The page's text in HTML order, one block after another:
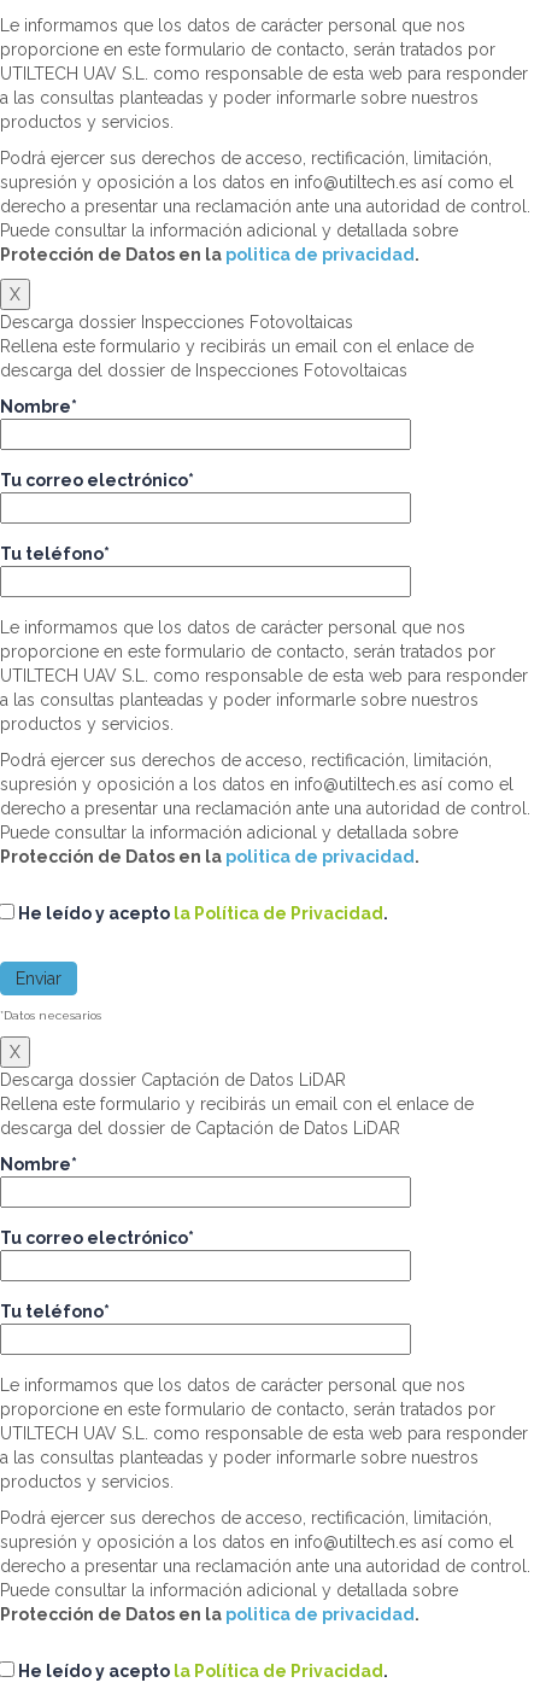
Le informamos que los datos de carácter personal que nos
proporcione en este formulario de contacto, serán tratados por
UTILTECH UAV S.L. como responsable de esta web para responder
a las consultas planteadas y poder informarle sobre nuestros
productos y servicios.
Podrá ejercer sus derechos de acceso, rectificación, limitación,
supresión y oposición a los datos en info@utiltech.es así como el
derecho a presentar una reclamación ante una autoridad de control.
Puede consultar la información adicional y detallada sobre
Protección de Datos en la politica de privacidad .
X
Descarga dossier Inspecciones Fotovoltaicas
Rellena este formulario y recibirás un email con el enlace de
descarga del dossier de Inspecciones Fotovoltaicas
Nombre*
Tu correo electrónico*
Tu teléfono*
Le informamos que los datos de carácter personal que nos
proporcione en este formulario de contacto, serán tratados por
UTILTECH UAV S.L. como responsable de esta web para responder
a las consultas planteadas y poder informarle sobre nuestros
productos y servicios.
Podrá ejercer sus derechos de acceso, rectificación, limitación,
supresión y oposición a los datos en info@utiltech.es así como el
derecho a presentar una reclamación ante una autoridad de control.
Puede consultar la información adicional y detallada sobre
Protección de Datos en la politica de privacidad .
He leído y acepto la Política de Privacidad .
*Datos necesarios
X
Descarga dossier Captación de Datos LiDAR
Rellena este formulario y recibirás un email con el enlace de
descarga del dossier de Captación de Datos LiDAR
Nombre*
Tu correo electrónico*
Tu teléfono*
Le informamos que los datos de carácter personal que nos
proporcione en este formulario de contacto, serán tratados por
UTILTECH UAV S.L. como responsable de esta web para responder
a las consultas planteadas y poder informarle sobre nuestros
productos y servicios.
Podrá ejercer sus derechos de acceso, rectificación, limitación,
supresión y oposición a los datos en info@utiltech.es así como el
derecho a presentar una reclamación ante una autoridad de control.
Puede consultar la información adicional y detallada sobre
Protección de Datos en la politica de privacidad .
He leído y acepto la Política de Privacidad .